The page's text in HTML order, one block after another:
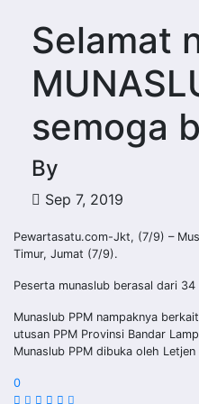
Selamat
semoga
By
Sep 7, 2019
Pewartasatu.com-Jkt, (7/9) –
Timur, Jumat (7/9).
Peserta munaslub berasal dari
Munaslub PPM nampaknya
utusan PPM Provinsi Bandar
Munaslub PPM dibuka oleh
0